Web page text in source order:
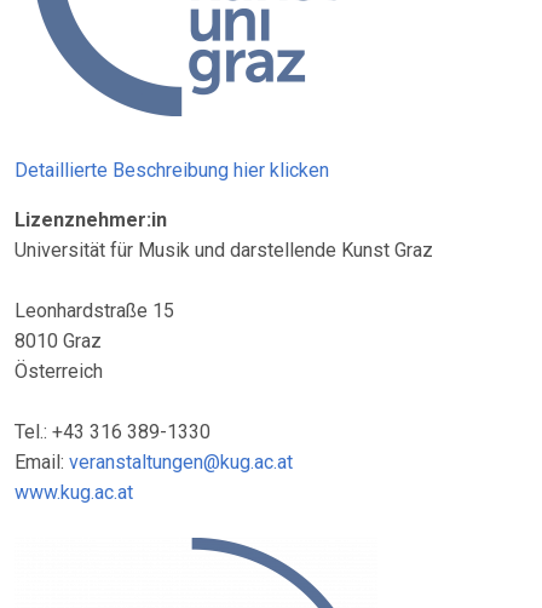
Detaillierte Beschreibung hier klicken
Lizenznehmer:in
Universität für Musik und darstellende Kunst Graz
Leonhardstraße 15
8010 Graz
Österreich
Tel.: +43 316 389-1330
Email: veranstaltungen@kug.ac.at
www.kug.ac.at